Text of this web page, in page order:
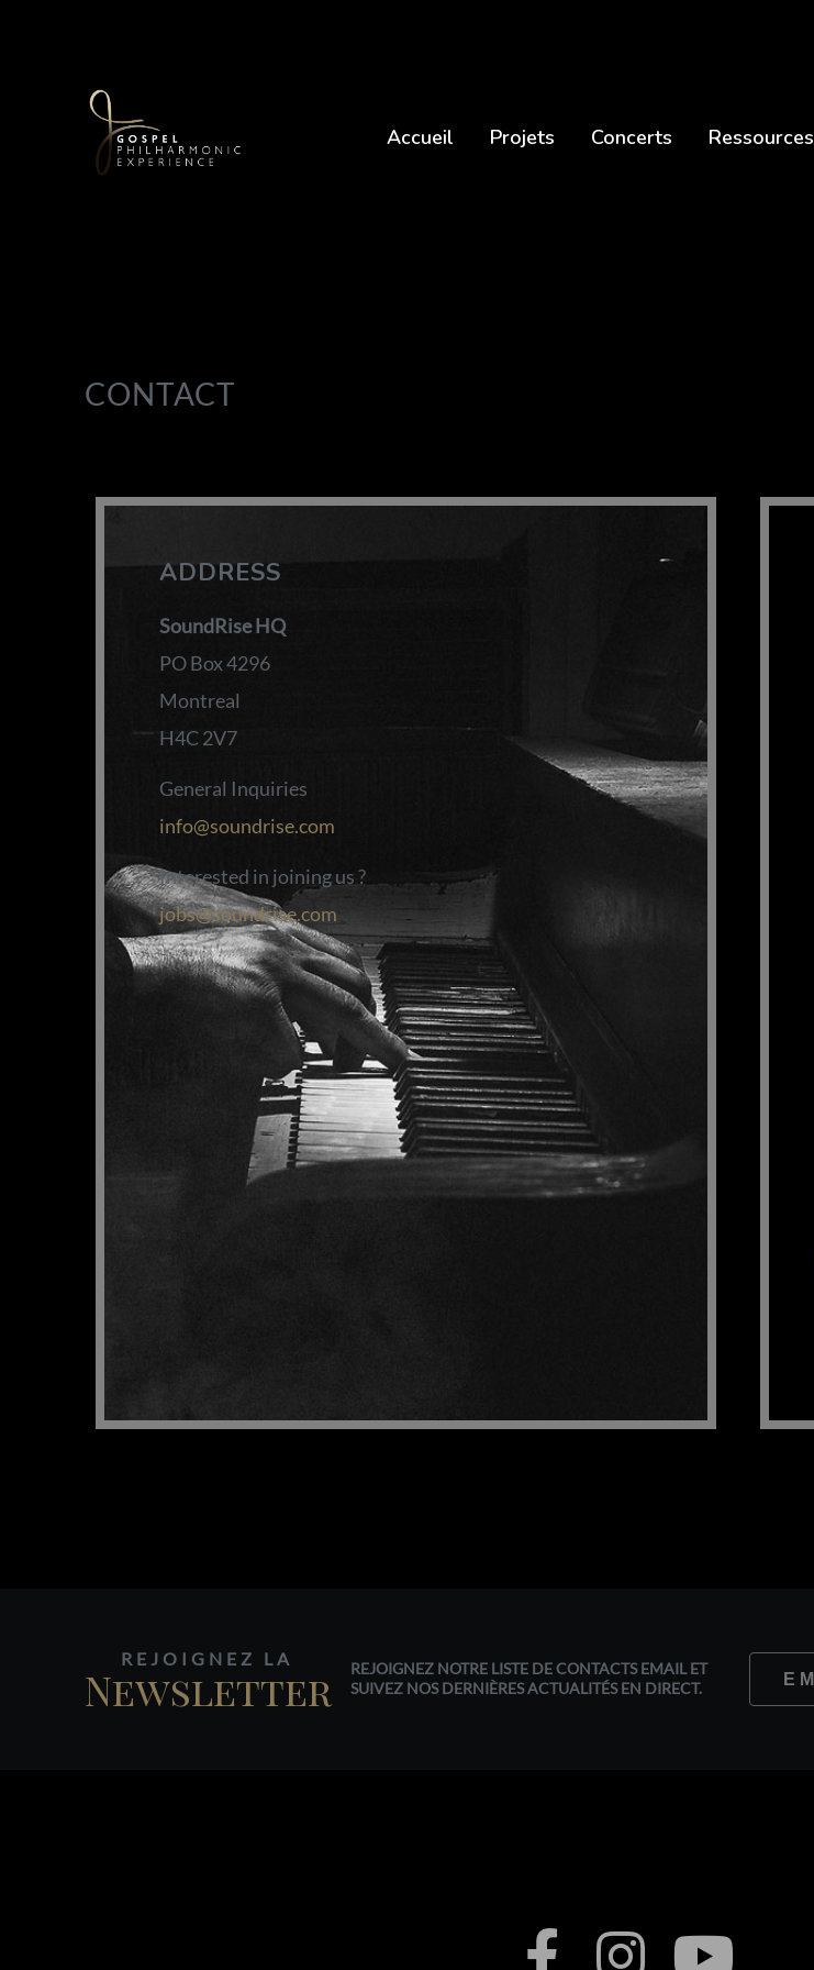
Accueil Projets Concerts Ressources
CONTACT
ADDRESS
SoundRise HQ
PO Box 4296
Montreal
H4C 2V7
General Inquiries
info@soundrise.com
Interested in joining us ?
jobs@soundrise.com
REJOIGNEZ LA
Newsletter
REJOIGNEZ NOTRE LISTE DE CONTACTS EMAIL ET
SUIVEZ NOS DERNIÈRES ACTUALITÉS EN DIRECT.